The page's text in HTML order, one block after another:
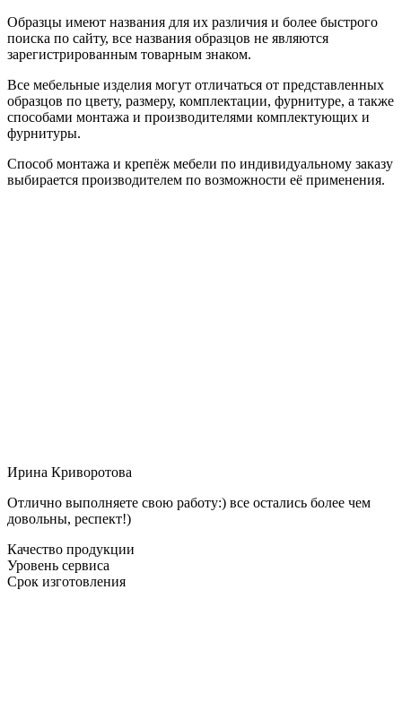
Образцы имеют названия для их различия и более быстрого
поиска по сайту, все названия образцов не являются
зарегистрированным товарным знаком.
Все мебельные изделия могут отличаться от представленных
образцов по цвету, размеру, комплектации, фурнитуре, а также
способами монтажа и производителями комплектующих и
фурнитуры.
Способ монтажа и крепёж мебели по индивидуальному заказу
выбирается производителем по возможности её применения.
Ирина Криворотова
Отлично выполняете свою работу:) все остались более чем
довольны, респект!)
Качество продукции
Уровень сервиса
Срок изготовления